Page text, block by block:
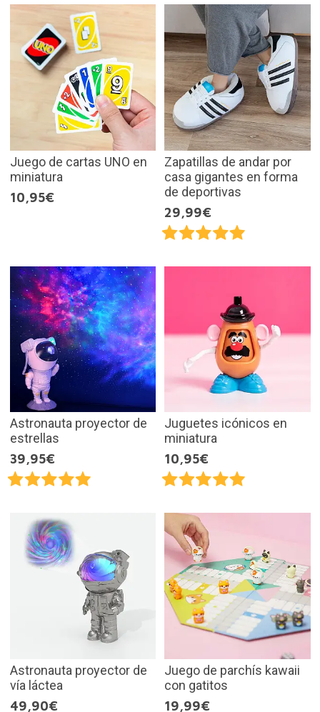
Juego de cartas UNO en
miniatura
10,95€
Zapatillas de andar por
casa gigantes en forma
de deportivas
29,99€
Astronauta proyector de
estrellas
39,95€
Juguetes icónicos en
miniatura
10,95€
Astronauta proyector de
vía láctea
49,90€
Juego de parchís kawaii
con gatitos
19,99€